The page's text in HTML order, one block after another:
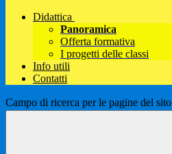
Didattica
Panoramica
Offerta formativa
I progetti delle classi
Info utili
Contatti
Campo di ricerca per le pagine del sito